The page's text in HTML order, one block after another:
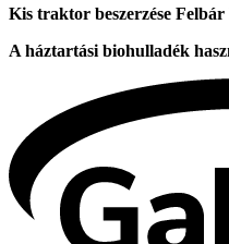
Kis traktor beszerzése Felbár
A háztartási biohulladék